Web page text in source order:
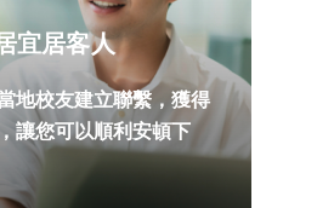
宜居客人
地校友建立聯繫，獲得
讓您可以順利安頓下